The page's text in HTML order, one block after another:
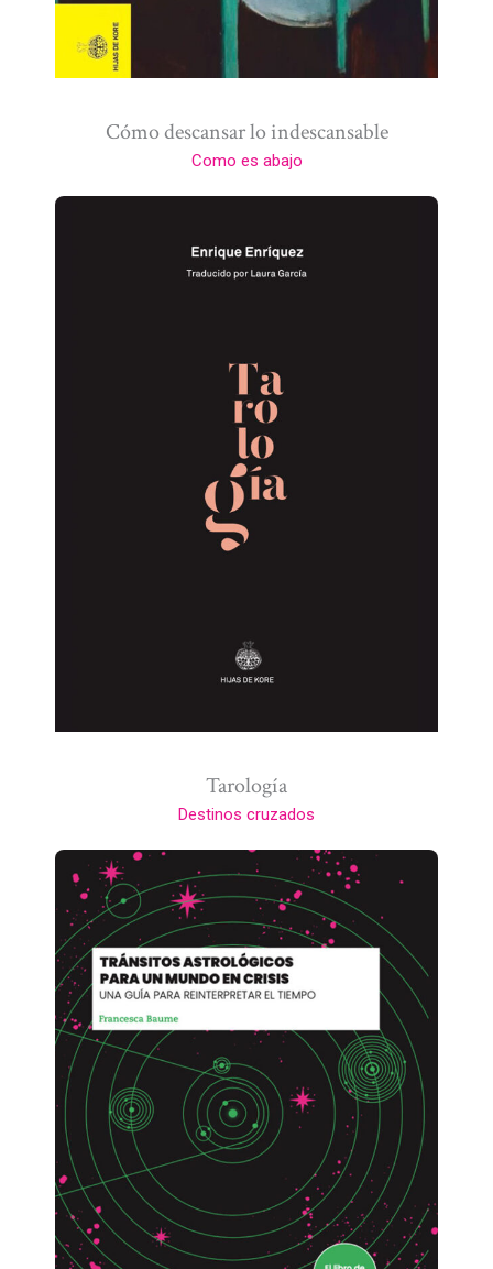
Cómo descansar lo indescansable
Como es abajo
Tarología
Destinos cruzados